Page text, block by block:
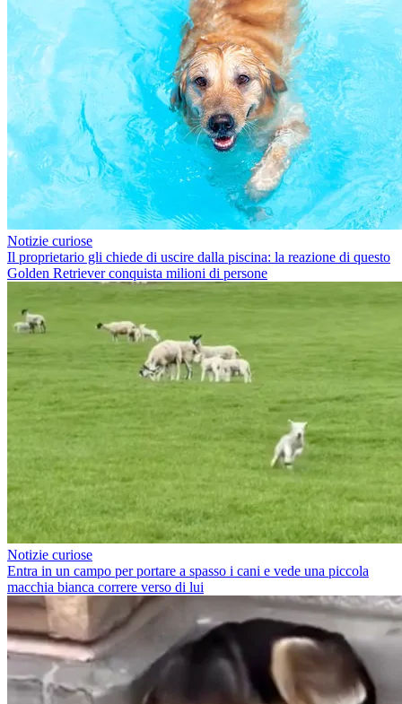
Notizie curiose
Il proprietario gli chiede di uscire dalla piscina: la reazione di questo
Golden Retriever conquista milioni di persone
Notizie curiose
Entra in un campo per portare a spasso i cani e vede una piccola
macchia bianca correre verso di lui